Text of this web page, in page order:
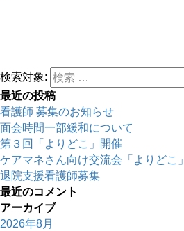
検索対象:
最近の投稿
看護師 募集のお知らせ
面会時間一部緩和について
第３回「よりどこ」開催
ケアマネさん向け交流会「よりどこ」
退院支援看護師募集
最近のコメント
アーカイブ
2026年8月